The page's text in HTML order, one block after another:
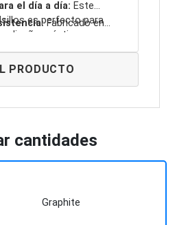
el día a día: Este
es perfecto para
diseño práctico y
personalizar con tu
a las
Fabricado en
poliéster y 20% de
de 200 g/m2 garantiza
en cada uso.
PRODUCTO
cantidades
Graphite